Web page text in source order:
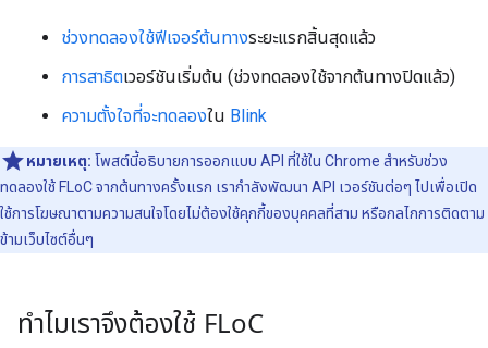
ช่วงทดลองใช้ฟีเจอร์ต้นทางระยะแรกสิ้นสุดแล้ว
การสาธิตเวอร์ชันเริ่มต้น (ช่วงทดลองใช้จากต้นทางปิดแล้ว)
ความตั้งใจที่จะทดลองใน Blink
หมายเหตุ: โพสต์นี้อธิบายการออกแบบ API ที่ใช้ใน Chrome สำหรับช่วง
ทดลองใช้ FLoC จากต้นทางครั้งแรก เรากำลังพัฒนา API เวอร์ชันต่อๆ ไปเพื่อเปิด
ใช้การโฆษณาตามความสนใจโดยไม่ต้องใช้คุกกี้ของบุคคลที่สาม หรือกลไกการติดตาม
ข้ามเว็บไซต์อื่นๆ
ทำไมเราจึงต้องใช้ FLoC